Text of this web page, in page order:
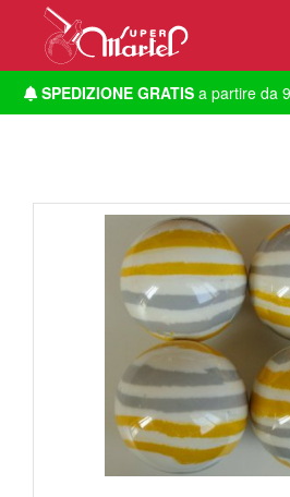
SPEDIZIONE GRATISa partire da